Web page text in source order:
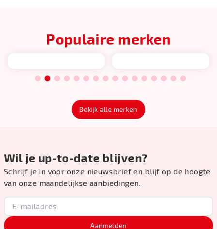
Populaire merken
1 2 3 4 5 6 7 8 9 10 11 12 13 14 15 16
Bekijk alle merken
Wil je up-to-date blijven?
Schrijf je in voor onze nieuwsbrief en blijf op de hoogte
van onze maandelijkse aanbiedingen.
Aanmelden